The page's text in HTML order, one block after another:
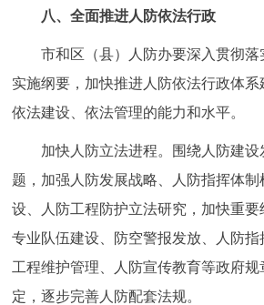
八、全面推进人防依法行政
市和区（县）人防办要深入贯彻落
实施纲要，加快推进人防依法行政体
依法建设、依法管理的能力和水平。
加快人防立法进程。围绕人防建设
题，加强人防发展战略、人防指挥体
设、人防工程防护立法研究，加快重
专业队伍建设、防空警报发放、人防
工程维护管理、人防宣传教育等政府规
定，逐步完善人防配套法规。